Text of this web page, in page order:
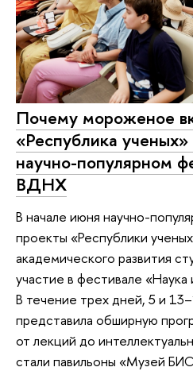
Почему мороженое
«Республика
научно-популярном
ВДНХ
В начале июня научно-
проекты «Республики
академического развития
участие в фестивале
В течение трех дней, 5 и
представила обширную
от лекций до
стали павильоны «Музей